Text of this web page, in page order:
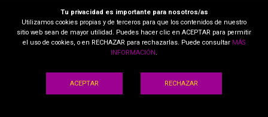
Tu privacidad es importante para nosotros/as
Utilizamos cookies propias y de terceros para que los contenidos de nuestro
sitio web sean de mayor utilidad. Puedes hacer clic en ACEPTAR para permitir
el uso de cookies, o en RECHAZAR para rechazarlas. Puede consultar MÁS
INFORMACIÓN.
ACEPTAR RECHAZAR